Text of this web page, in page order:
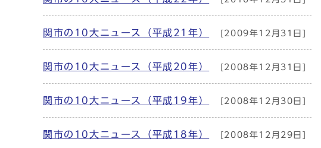
関市の10大ニュース（平成21年） [2009年12月31日]
関市の10大ニュース（平成20年） [2008年12月31日]
関市の10大ニュース（平成19年） [2008年12月30日]
関市の10大ニュース（平成18年） [2008年12月29日]